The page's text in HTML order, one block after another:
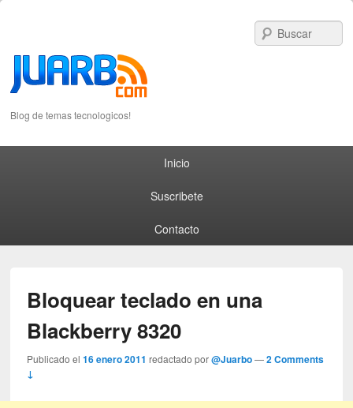
Blog de temas tecnologicos!
Inicio
Suscribete
Contacto
Bloquear teclado en una
Blackberry 8320
Publicado el16 enero 2011 redactado por@Juarbo —2 Comments
↓